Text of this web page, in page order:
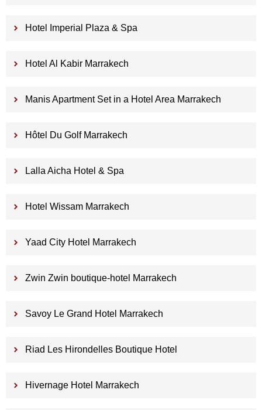
Hotel Imperial Plaza & Spa
Hotel Al Kabir Marrakech
Manis Apartment Set in a Hotel Area Marrakech
Hôtel Du Golf Marrakech
Lalla Aicha Hotel & Spa
Hotel Wissam Marrakech
Yaad City Hotel Marrakech
Zwin Zwin boutique-hotel Marrakech
Savoy Le Grand Hotel Marrakech
Riad Les Hirondelles Boutique Hotel
Hivernage Hotel Marrakech